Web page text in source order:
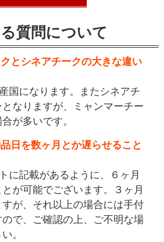
質問について
とシネアチークの大きな違い
国になります。またシネアチ
なりますが、ミャンマーチー
が多いです。
日を数ヶ月とか遅らせること
に記載があるように、６ヶ月
が可能でございます。３ヶ月
が、それ以上の場合には手付
で、ご確認の上、ご不明な場
。